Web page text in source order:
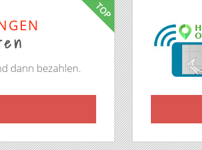
TOP
dann bezahlen.